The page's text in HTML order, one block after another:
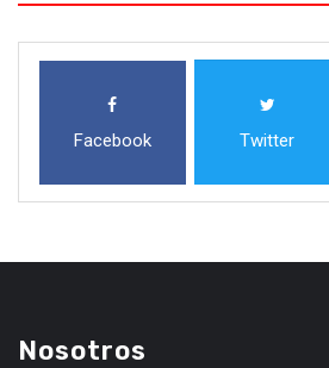
Facebook Twitter
Nosotros